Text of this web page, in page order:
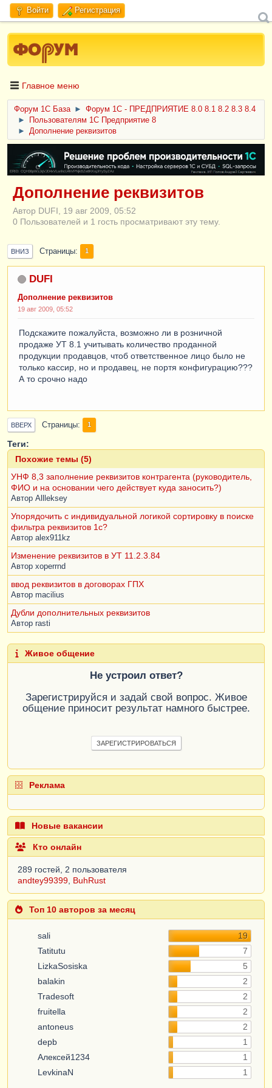
Войти Регистрация
Главное меню
Форум 1C База ►
Форум 1С - ПРЕДПРИЯТИЕ 8.0 8.1 8.2 8.3 8.4
►
Пользователям 1С Предприятие 8
►
Дополнение реквизитов
ERID: CQH36pWzJqVJD4xVLsnhcU4hVPNjkBZe8KKxjJiYySyZAz
Дополнение реквизитов
Автор DUFI, 19 авг 2009, 05:52
0 Пользователей и 1 гость просматривают эту тему.
ВНИЗ Страницы 1
DUFI
Дополнение реквизитов
19 авг 2009, 05:52
Подскажите пожалуйста, возможно ли в розничной
продаже УТ 8.1 учитывать количество проданной
продукции продавцов, чтоб ответственное лицо было не
только кассир, но и продавец, не портя конфигурацию???
А то срочно надо
ВВЕРХ Страницы 1
Теги:
Похожие темы (5)
УНФ 8,3 заполнение реквизитов контрагента (руководитель,
ФИО и на основании чего действует куда заносить?)
Автор Allleksey
Упорядочить с индивидуальной логикой сортировку в поиске
фильтра реквизитов 1с?
Автор alex911kz
Изменение реквизитов в УТ 11.2.3.84
Автор xoperrnd
ввод реквизитов в договорах ГПХ
Автор macilius
Дубли дополнительных реквизитов
Автор rasti
Живое общение
Не устроил ответ?
Зарегистрируйся и задай свой вопрос. Живое
общение приносит результат намного быстрее.
ЗАРЕГИСТРИРОВАТЬСЯ
Реклама
Новые вакансии
Кто онлайн
289 гостей, 2 пользователя
andtey99399, BuhRust
Топ 10 авторов за месяц
sali
19
Tatitutu
7
LizkaSosiska
5
balakin
2
Tradesoft
2
fruitella
2
antoneus
2
depb
1
Алексей1234
1
LevkinaN
1